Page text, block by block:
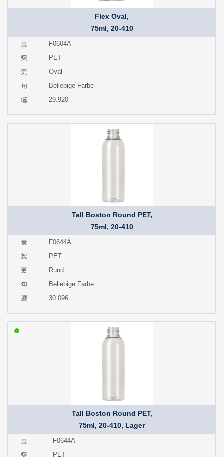
Flex Oval,
75ml, 20-410
F0604A
PET
Oval
Beliebige Farbe
29.920
Tall Boston Round PET,
75ml, 20-410
F0644A
PET
Rund
Beliebige Farbe
30.096
Tall Boston Round PET,
75ml, 20-410, Lager
F0644A
PET